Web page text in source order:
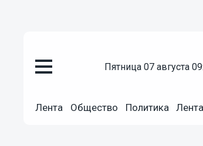
пятница 07 августа
Лента Общество Политика
Агентство